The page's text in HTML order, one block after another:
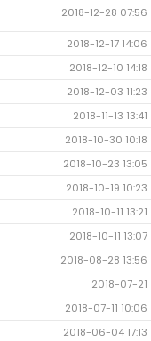
2018-12-28 07:56
2018-12-17 14:06
2018-12-10 14:18
2018-12-03 11:23
2018-11-13 13:41
2018-10-30 10:18
2018-10-23 13:05
2018-10-19 10:23
2018-10-11 13:21
2018-10-11 13:07
2018-08-28 13:56
2018-07-21
2018-07-11 10:06
2018-06-04 17:13